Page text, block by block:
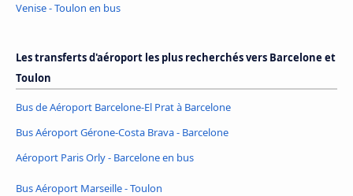
Venise - Toulon en bus
Les transferts d'aéroport les plus recherchés vers Barcelone et
Toulon
Bus de Aéroport Barcelone-El Prat à Barcelone
Bus Aéroport Gérone-Costa Brava - Barcelone
Aéroport Paris Orly - Barcelone en bus
Bus Aéroport Marseille - Toulon